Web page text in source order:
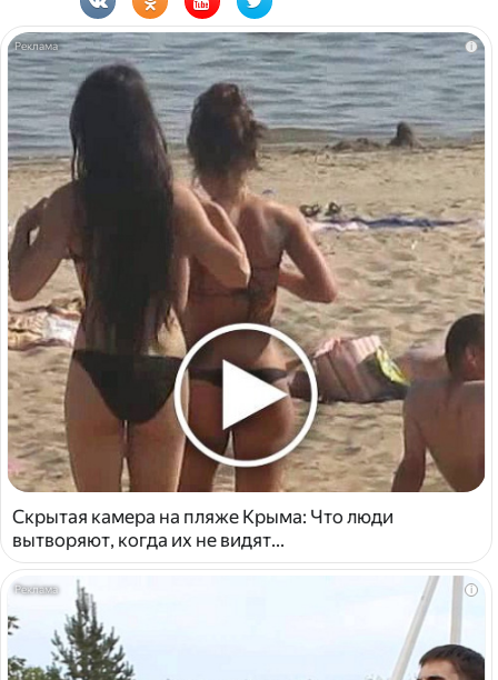
i
Скрытая камера на пляже Крыма: Что люди
вытворяют, когда их не видят...
i